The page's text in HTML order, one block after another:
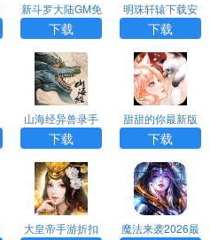
新斗罗大陆GM免
费版
下载
明珠轩辕下载安
卓版
下载
山海经异兽录手
游正版H5
下载
甜甜的你最新版
H5
下载
大皇帝手游折扣
魔法来袭2026最